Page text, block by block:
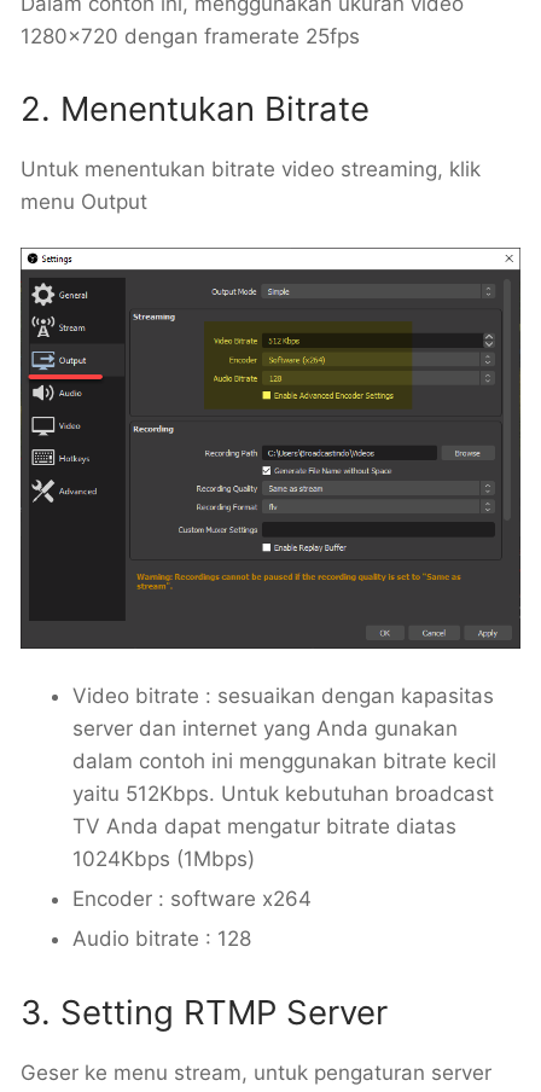
1280×720 dengan framerate 25fps
2. Menentukan Bitrate
Untuk menentukan bitrate video streaming, klik
menu Output
Video bitrate : sesuaikan dengan kapasitas
server dan internet yang Anda gunakan
dalam contoh ini menggunakan bitrate kecil
yaitu 512Kbps. Untuk kebutuhan broadcast
TV Anda dapat mengatur bitrate diatas
1024Kbps (1Mbps)
Encoder : software x264
Audio bitrate : 128
3. Setting RTMP Server
Geser ke menu stream, untuk pengaturan server